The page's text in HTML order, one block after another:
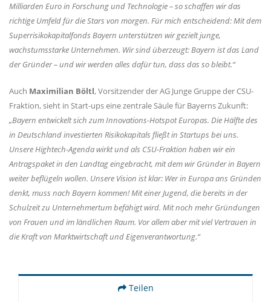
Milliarden Euro in Forschung und Technologie – so schaffen wir das
richtige Umfeld für die Stars von morgen. Für mich entscheidend: Mit dem
Superrisikokapitalfonds Bayern unterstützen wir gezielt junge,
wachstumsstarke Unternehmen. Wir sind überzeugt: Bayern ist das Land
der Gründer – und wir werden alles dafür tun, dass das so bleibt.“
Auch Maximilian Böltl, Vorsitzender der AG Junge Gruppe der CSU-
Fraktion, sieht in Start-ups eine zentrale Säule für Bayerns Zukunft:
Bayern entwickelt sich zum Innovations-Hotspot Europas. Die Hälfte des
in Deutschland investierten Risikokapitals fließt in Startups bei uns.
Unsere Hightech-Agenda wirkt und als CSU-Fraktion haben wir ein
Antragspaket in den Landtag eingebracht, mit dem wir Gründer in Bayern
weiter beflügeln wollen. Unsere Vision ist klar: Wer in Europa ans Gründen
denkt, muss nach Bayern kommen! Mit einer Jugend, die bereits in der
Schulzeit zu Unternehmertum befähigt wird. Mit noch mehr Gründungen
von Frauen und im ländlichen Raum. Vor allem aber mit viel Vertrauen in
die Kraft von Marktwirtschaft und Eigenverantwortung.“
Teilen